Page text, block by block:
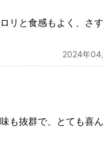
リと食感もよく、さ
2024年04
も抜群で、とても喜ん